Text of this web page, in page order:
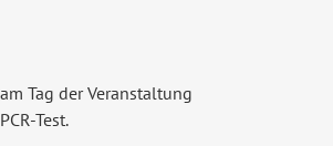
Tag der Veranstaltung
Test.